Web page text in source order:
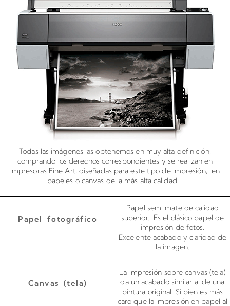
Todas las imágenes las obtenemos en muy alta definición,
comprando los derechos correspondientes y se realizan en
impresoras Fine Art, diseñadas para este tipo de impresión, en
papeles o canvas de la más alta calidad.
Papel fotográfico
Papel semi mate de calidad
superior. Es el clásico papel de
impresión de fotos.
Excelente acabado y claridad de
la imagen.
Canvas (tela)
La impresión sobre canvas (tela)
da un acabado similar al de una
pintura original. Si bien es más
caro que la impresión en papel al